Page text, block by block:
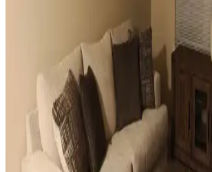
Mutfak Pencereleri İçin Estetik ve
Perde ile Jaluzi Seçenekleri
Mutfak pencereleri için perde ve jaluzi
durumu, kullanım alışkanlıkları ve dekorasyon
Roman storlar, bambu jaluziler ve dekoratif
fonksiyonel çözümler sunar.
Sıcak Tonlu Mekanlarda Perde ve
Seçimi İçin Estetik ve Fonksiyonel